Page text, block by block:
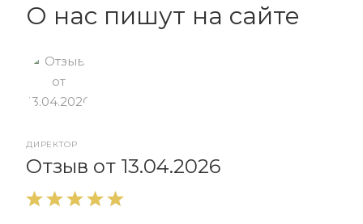
О нас пишут на сайте
ДИРЕКТОР
Отзыв от 13.04.2026